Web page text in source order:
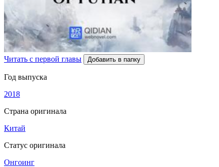
Читать с первой главы Добавить в папку
Год выпуска
2018
Страна оригинала
Китай
Статус оригинала
Онгоинг